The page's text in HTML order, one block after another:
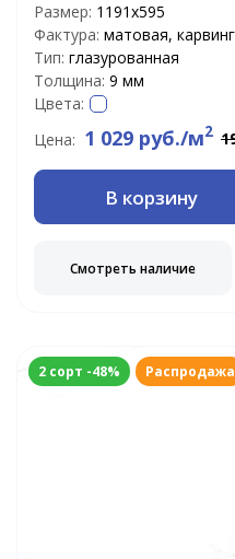
Размер: 1191x595
Фактура: матовая, карвинг
Тип: глазурованная
Толщина: 9 мм
Цвета:
Цена: 1 029 руб./м2
В корзину
Смотреть наличие
2 сорт -48% Распродажа